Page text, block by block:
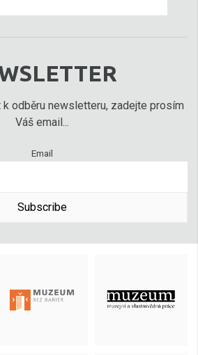
odběru newsletteru, zadejte prosím
Váš email...
Email
Subscribe